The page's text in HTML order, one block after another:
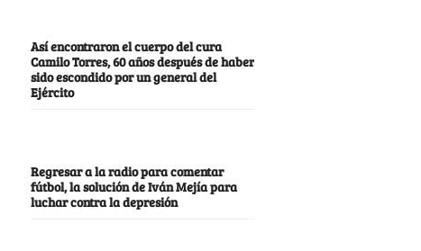
Así encontraron el cuerpo del cura
Camilo Torres, 60 años después de haber
sido escondido por un general del
Ejército
Regresar a la radio para comentar
fútbol, la solución de Iván Mejía para
luchar contra la depresión